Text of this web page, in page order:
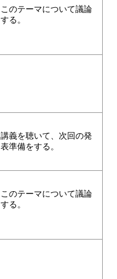
このテーマについて議論
する。
講義を聴いて、次回の発
表準備をする。
このテーマについて議論
する。